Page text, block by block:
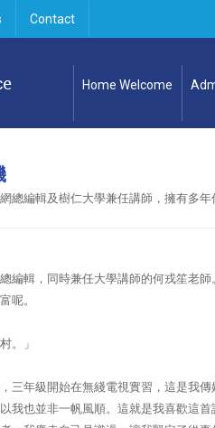
Contact
Home Welcome
編輯及樹仁大學兼任講師，擁有多年
編輯，同時兼任大學講師的何戎笙老
呢。
。」
三年級開始在無綫電視實習，這是我
我也並非一帆風順。這就是我喜歡這